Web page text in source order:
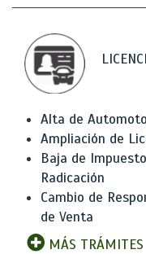
Alta de
Ampliación de
Baja de
Radicación
Cambio de
de Venta
MÁS TRÁMITES